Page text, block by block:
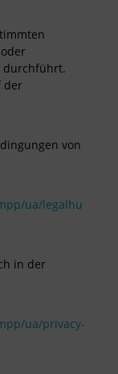
durchführt.
der
von
ua/legalhu
in der
ua/privacy-